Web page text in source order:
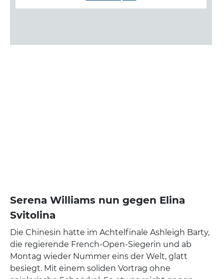
Serena Williams nun gegen Elina
Svitolina
Die Chinesin hatte im Achtelfinale Ashleigh Barty,
die regierende French-Open-Siegerin und ab
Montag wieder Nummer eins der Welt, glatt
besiegt. Mit einem soliden Vortrag ohne